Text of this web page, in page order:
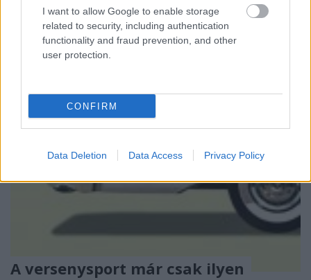
I want to allow Google to enable storage
related to security, including authentication
functionality and fraud prevention, and other
user protection.
CONFIRM
Data Deletion Data Access Privacy Policy
A versenysport már csak ilyen